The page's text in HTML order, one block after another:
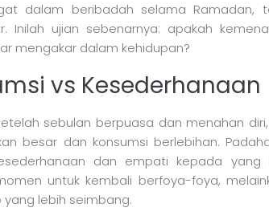
dalam beribadah selama Ramadan,
Inilah ujian sebenarnya: apakah
mengakar dalam kehidupan?
vs Kesederhanaan
sebulan berpuasa dan menahan
besar dan konsumsi berlebihan.
dan empati kepada yang
untuk kembali berfoya-foya,
yang lebih seimbang.